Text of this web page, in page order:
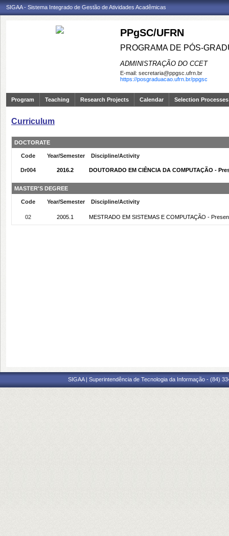
SIGAA - Sistema Integrado de Gestão de Atividades Acadêmicas
PPgSC/UFRN
PROGRAMA DE PÓS-
ADMINISTRAÇÃO DO CCET
E-mail: secretaria@ppgsc.ufrn.br
https://posgraduacao.ufrn.br/ppgsc
Program Teaching Research Projects Calendar Selection Processes
Curriculum
DOCTORATE
Code Year/Semester Discipline/Activity
Dr004 2016.2 DOUTORADO EM CIÊNCIA DA COMPUTAÇÃO -
MASTER'S DEGREE
Code Year/Semester Discipline/Activity
02 2005.1 MESTRADO EM SISTEMAS E COMPUTAÇÃO -
SIGAA | Superintendência de Tecnologia da Informação - (84)